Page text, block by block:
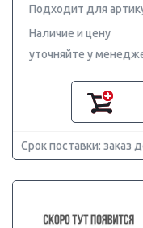
Подходит для
Наличие и цену
уточняйте у
Срок поставки: заказ